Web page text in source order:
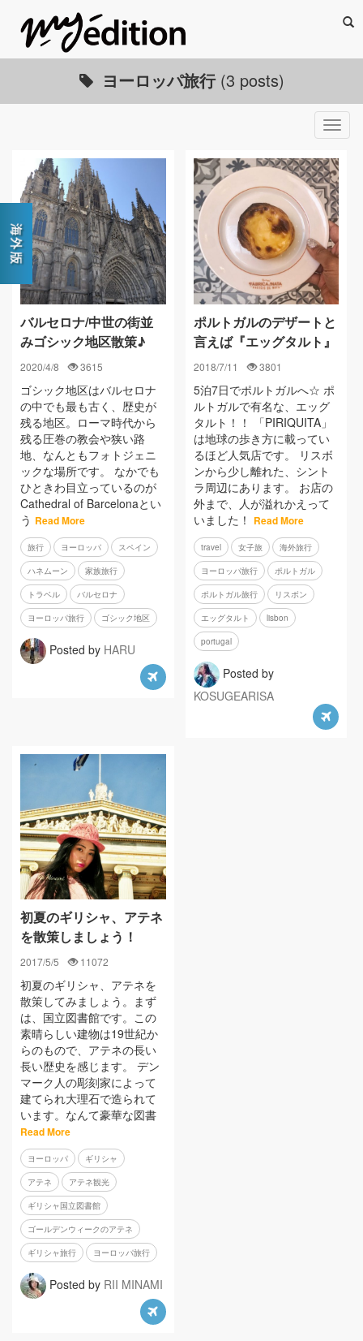
ヨーロッパ旅行 (3 posts)
バルセロナ/中世の街並
みゴシック地区散策♪
2020/4/8 3615
ゴシック地区はバルセロナ
の中でも最も古く、歴史が
残る地区。ローマ時代から
残る圧巻の教会や狭い路
地、なんともフォトジェニ
ックな場所です。 なかでも
ひときわ目立っているのが
Cathedral of Barcelonaとい
う Read More
旅行 ヨーロッパ スペイン
ハネムーン 家族旅行
トラベル バルセロナ
ヨーロッパ旅行 ゴシック地区
Posted by HARU
ポルトガルのデザートと
言えば『エッグタルト』
2018/7/11 3801
5泊7日でポルトガルへ☆ ポ
ルトガルで有名な、エッグ
タルト！！ 「PIRIQUITA」
は地球の歩き方に載ってい
るほど人気店です。 リスボ
ンから少し離れた、シント
ラ周辺にあります。 お店の
外まで、人が溢れかえって
いました！
Read More
travel 女子旅 海外旅行
ヨーロッパ旅行 ポルトガル
ポルトガル旅行 リスボン
エッグタルト lisbon
portugal
Posted by
KOSUGEARISA
初夏のギリシャ、アテネ
を散策しましょう！
2017/5/5 11072
初夏のギリシャ、アテネを
散策してみましょう。まず
は、国立図書館です。この
素晴らしい建物は19世紀か
らのもので、アテネの長い
長い歴史を感じます。 デン
マーク人の彫刻家によって
建てられ大理石で造られて
います。なんて豪華な図書
Read More
ヨーロッパ ギリシャ
アテネ アテネ観光
ギリシャ国立図書館
ゴールデンウィークのアテネ
ギリシャ旅行 ヨーロッパ旅行
Posted by RII MINAMI